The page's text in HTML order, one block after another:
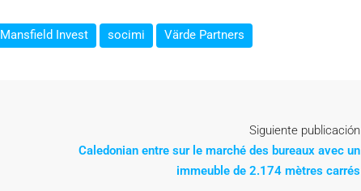
Mansfield Invest socimi Värde Partners
Siguiente publicación
Caledonian entre sur le marché des bureaux avec un
immeuble de 2.174 mètres carrés